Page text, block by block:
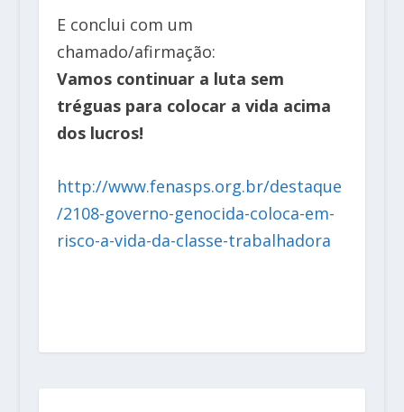
E conclui com um
chamado/afirmação:
Vamos continuar a luta sem
tréguas para colocar a vida acima
dos lucros!
http://www.fenasps.org.br/destaque
/2108-governo-genocida-coloca-em-
risco-a-vida-da-classe-trabalhadora